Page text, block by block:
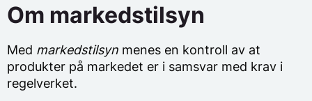
Om markedstilsyn
Med markedstilsyn menes en kontroll av at
produkter på markedet er i samsvar med krav i
regelverket.